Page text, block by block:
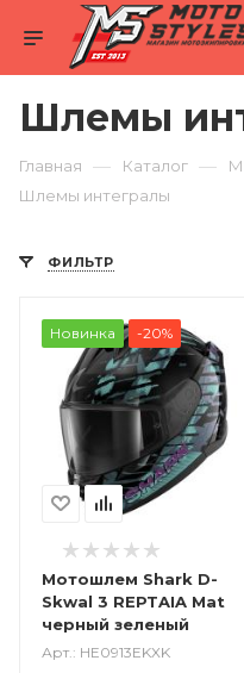
Шлемы
Главная — Каталог —
Шлемы интегралы
ФИЛЬТР
Новинка -20%
Мотошлем Shark D-
Skwal 3 REPTAIA Mat
черный зеленый
Арт.: HE0913EKXK